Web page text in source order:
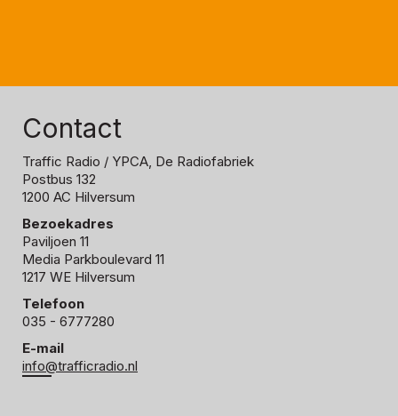
Contact
Traffic Radio / YPCA, De Radiofabriek
Postbus 132
1200 AC Hilversum
Bezoekadres
Paviljoen 11
Media Parkboulevard 11
1217 WE Hilversum
Telefoon
035 - 6777280
E-mail
info@trafficradio.nl